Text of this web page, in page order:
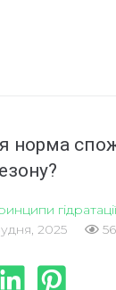
норма
гідратації
2025